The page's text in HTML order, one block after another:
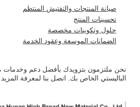
صيانة المنتجات والتفتيش المنتظم
تحسينات المنتج
حلول وتكوينات مخصصة
الضمانات الموسعة وعقود الخدمة
نحن ملتزمون بتزويدك بأفضل دعم وخدمات
الباليستي الخاص بك. اتصل بنا لمعرفة